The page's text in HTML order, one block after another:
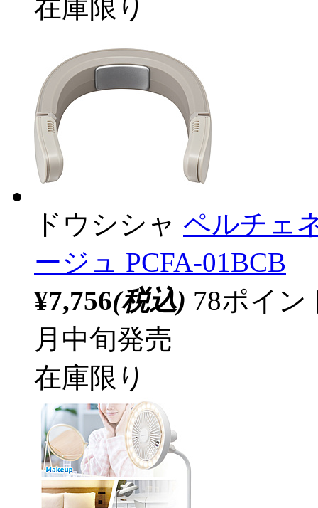
在庫限り
ドウシシャ ペルチェ
ージュ PCFA-01BCB
¥7,756(税込) 78ポイ
月中旬発売
在庫限り